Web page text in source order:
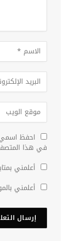
احفظ
في هذا
أعلمني
أعلمني